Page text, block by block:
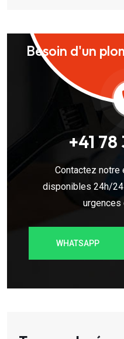
Besoin d'un
+41 78
Contactez notre
disponibles 24h/
urgences
WHATSAPP